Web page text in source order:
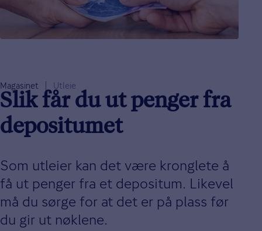
Magasinet Utleie
Slik får du ut penger fra
depositumet
Som utleier kan det være kronglete å
få ut penger fra et depositum. Likevel
må du sørge for at det er på plass før
du gir ut nøklene.